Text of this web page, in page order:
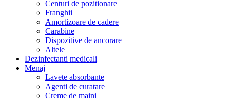
Centuri de pozitionare
Franghii
Amortizoare de cadere
Carabine
Dispozitive de ancorare
Altele
Dezinfectanti medicali
Menaj
Lavete absorbante
Agenti de curatare
Creme de maini